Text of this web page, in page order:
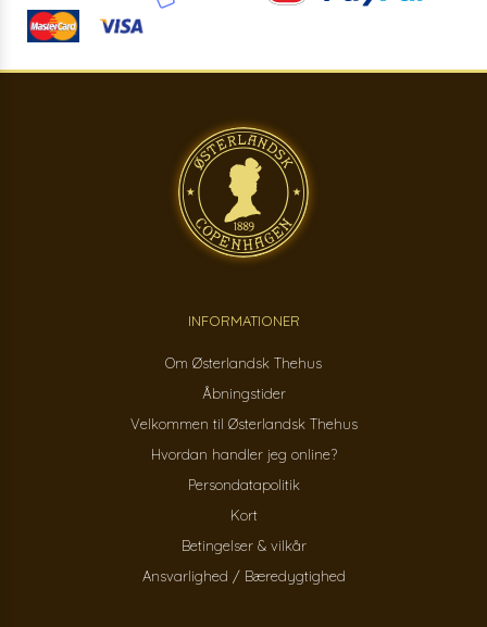
INFORMATIONER
Om Østerlandsk Thehus
Åbningstider
Velkommen til Østerlandsk Thehus
Hvordan handler jeg online?
Persondatapolitik
Kort
Betingelser & vilkår
Ansvarlighed / Bæredygtighed